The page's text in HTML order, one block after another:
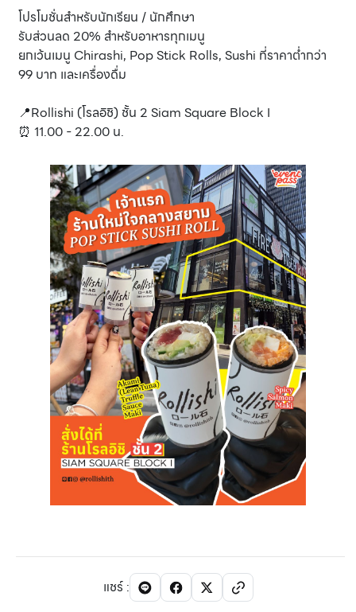
โปรโมชั่นสำหรับนักเรียน / นักศึกษา
รับส่วนลด 20% สำหรับอาหารทุกเมนู
ยกเว้นเมนู Chirashi, Pop Stick Rolls, Sushi ที่ราคาต่ำกว่า
99 บาท และเครื่องดื่ม
📍Rollishi (โรลอิชิ) ชั้น 2 Siam Square Block I
⏰ 11.00 - 22.00 น.
แชร์: